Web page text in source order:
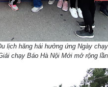
lịch hăng hái hưởng ứng Ngày
chạy Báo Hà Nội Mới mở rộng